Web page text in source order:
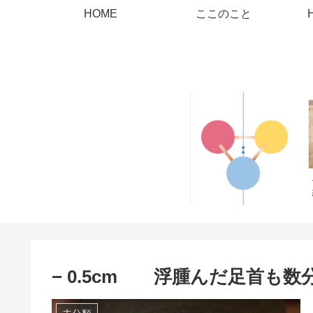
HOME ここのこと
− 0.5cm 浮腫んだ足首も数